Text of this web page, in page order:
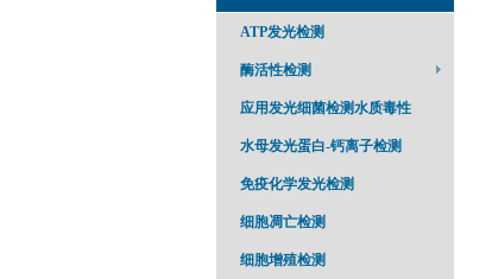
ATP发光检测
酶活性检测
应用发光细菌检测水质毒性
水母发光蛋白-钙离子检测
免疫化学发光检测
细胞凋亡检测
细胞增殖检测